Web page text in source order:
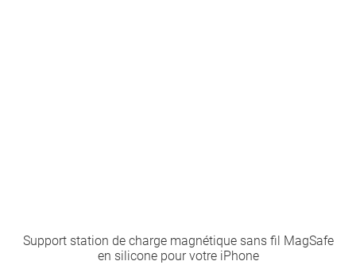
Support station de charge magnétique sans fil MagSafe
en silicone pour votre iPhone